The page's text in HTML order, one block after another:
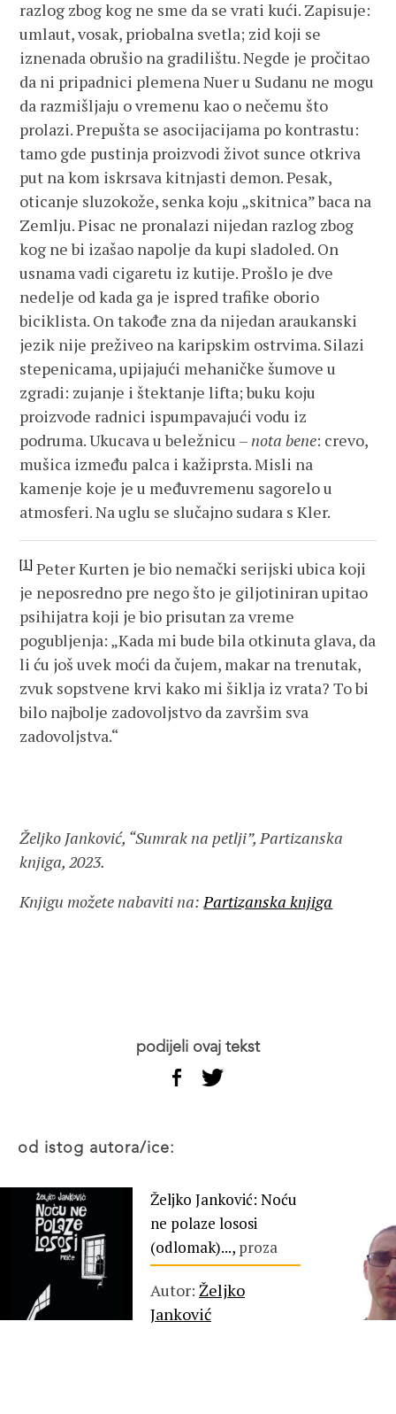
razlog zbog kog ne sme da se vrati kući. Zapisuje:
umlaut, vosak, priobalna svetla; zid koji se
iznenada obrušio na gradilištu. Negde je pročitao
da ni pripadnici plemena Nuer u Sudanu ne mogu
da razmišljaju o vremenu kao o nečemu što
prolazi. Prepušta se asocijacijama po kontrastu:
tamo gde pustinja proizvodi život sunce otkriva
put na kom iskrsava kitnjasti demon. Pesak,
oticanje sluzokože, senka koju „skitnica” baca na
Zemlju. Pisac ne pronalazi nijedan razlog zbog
kog ne bi izašao napolje da kupi sladoled. On
usnama vadi cigaretu iz kutije. Prošlo je dve
nedelje od kada ga je ispred trafike oborio
biciklista. On takođe zna da nijedan araukanski
jezik nije preživeo na karipskim ostrvima. Silazi
stepenicama, upijajući mehaničke šumove u
zgradi: zujanje i štektanje lifta; buku koju
proizvode radnici ispumpavajući vodu iz
podruma. Ukucava u beležnicu – nota bene: crevo,
mušica između palca i kažiprsta. Misli na
kamenje koje je u međuvremenu sagorelo u
atmosferi. Na uglu se slučajno sudara s Kler.
[1] Peter Kurten je bio nemački serijski ubica koji
je neposredno pre nego što je giljotiniran upitao
psihijatra koji je bio prisutan za vreme
pogubljenja: „Kada mi bude bila otkinuta glava, da
li ću još uvek moći da čujem, makar na trenutak,
zvuk sopstvene krvi kako mi šiklja iz vrata? To bi
bilo najbolje zadovoljstvo da završim sva
zadovoljstva.“
Željko Janković, “Sumrak na petlji”, Partizanska
knjiga, 2023.
Knjigu možete nabaviti na:Partizanska knjiga
podijeli ovaj tekst
od istog autora/ice:
Željko Janković: Noću
ne polaze lososi
(odlomak)..., proza
Autor: Željko
Janković